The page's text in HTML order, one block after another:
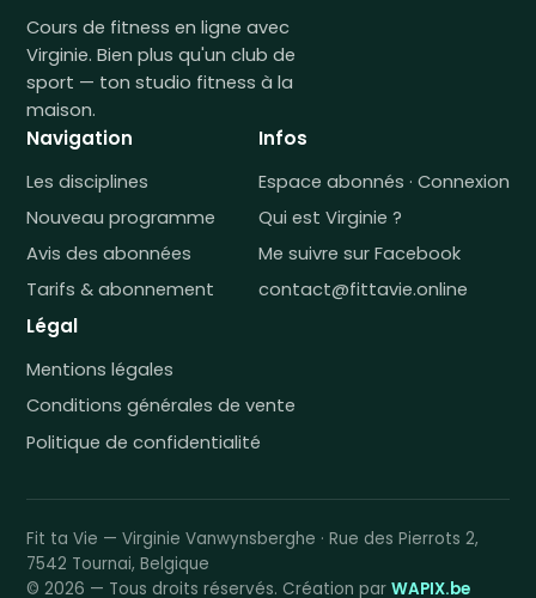
Cours de fitness en ligne avec
Virginie. Bien plus qu'un club de
sport — ton studio fitness à la
maison.
Navigation
Les disciplines
Nouveau programme
Avis des abonnées
Tarifs & abonnement
Infos
Espace abonnés · Connexion
Qui est Virginie ?
Me suivre sur Facebook
contact@fittavie.online
Légal
Mentions légales
Conditions générales de vente
Politique de confidentialité
Fit ta Vie — Virginie Vanwynsberghe · Rue des Pierrots 2,
7542 Tournai, Belgique
© 2026 — Tous droits réservés. Création par WAPIX.be